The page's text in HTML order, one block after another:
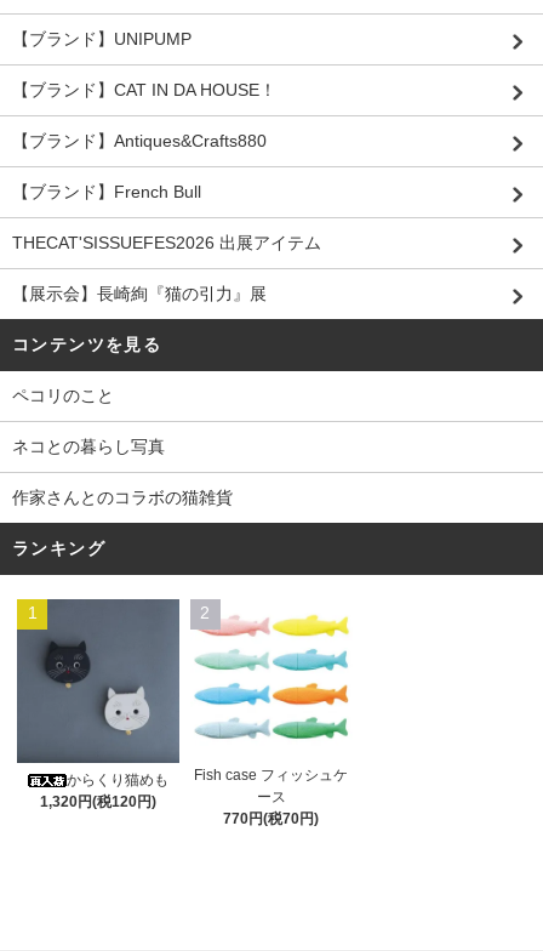
【ブランド】UNIPUMP
【ブランド】CAT IN DA HOUSE！
【ブランド】Antiques&Crafts880
【ブランド】French Bull
THECAT'SISSUEFES2026 出展アイテム
【展示会】長崎絢『猫の引力』展
コンテンツを見る
ペコリのこと
ネコとの暮らし写真
作家さんとのコラボの猫雑貨
ランキング
1
からくり猫めも
1,320円(税120円)
2
Fish case フィッシュケ
ース
770円(税70円)